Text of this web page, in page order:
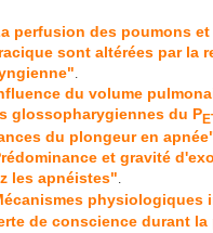
perfusion des poumons
sont altérées par la
du volume
glossopharygiennes du P
du plongeur en
et gravité
les apnéistes".
physiologiques
de conscience durant